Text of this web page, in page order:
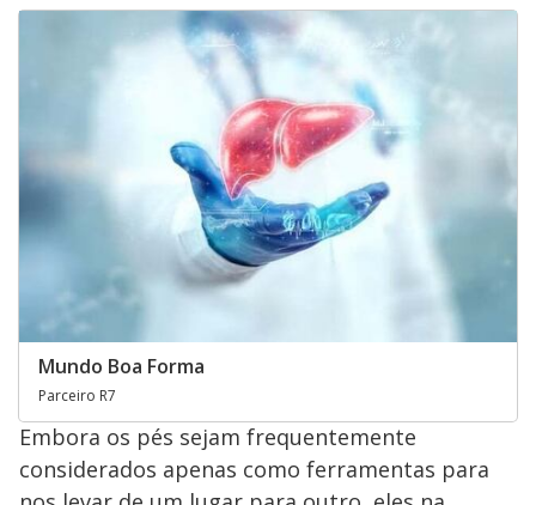
Mundo Boa Forma
Parceiro R7
Embora os pés sejam frequentemente
considerados apenas como ferramentas para